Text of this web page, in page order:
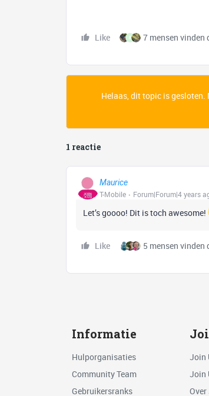
Like P 7 mensen vinden
Helaas, dit topic is
1 reactie
Maurice
T-Mobile
Forum|Forum|4 years
Let’s goooo! Dit is toch awesome!
Like 5 mensen vinden
Informatie
Hulporganisaties
Community Team
Gebruikersranks
Join
Join